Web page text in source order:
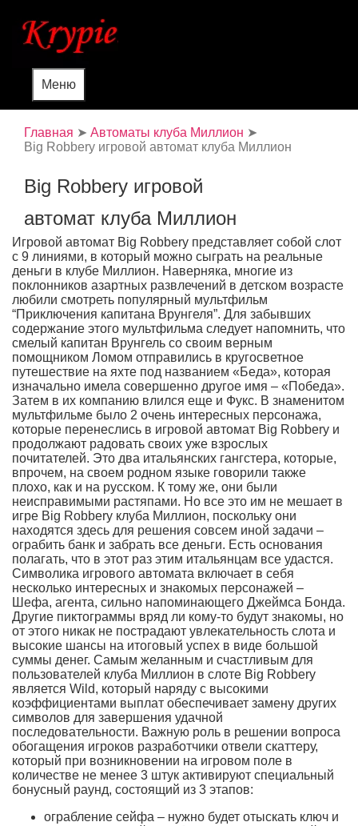
Меню
Главная ➤ Автоматы клуба Миллион ➤
Big Robbery игровой автомат клуба Миллион
Big Robbery игровой
автомат клуба Миллион
Игровой автомат Big Robbery представляет собой слот
с 9 линиями, в который можно сыграть на реальные
деньги в клубе Миллион. Наверняка, многие из
поклонников азартных развлечений в детском возрасте
любили смотреть популярный мультфильм
“Приключения капитана Врунгеля”. Для забывших
содержание этого мультфильма следует напомнить, что
смелый капитан Врунгель со своим верным
помощником Ломом отправились в кругосветное
путешествие на яхте под названием «Беда», которая
изначально имела совершенно другое имя – «Победа».
Затем в их компанию влился еще и Фукс. В знаменитом
мультфильме было 2 очень интересных персонажа,
которые перенеслись в игровой автомат Big Robbery и
продолжают радовать своих уже взрослых
почитателей. Это два итальянских гангстера, которые,
впрочем, на своем родном языке говорили также
плохо, как и на русском. К тому же, они были
неисправимыми растяпами. Но все это им не мешает в
игре Big Robbery клуба Миллион, поскольку они
находятся здесь для решения совсем иной задачи –
ограбить банк и забрать все деньги. Есть основания
полагать, что в этот раз этим итальянцам все удастся.
Символика игрового автомата включает в себя
несколько интересных и знакомых персонажей –
Шефа, агента, сильно напоминающего Джеймса Бонда.
Другие пиктограммы вряд ли кому-то будут знакомы, но
от этого никак не пострадают увлекательность слота и
высокие шансы на итоговый успех в виде большой
суммы денег. Самым желанным и счастливым для
пользователей клуба Миллион в слоте Big Robbery
является Wild, который наряду с высокими
коэффициентами выплат обеспечивает замену других
символов для завершения удачной
последовательности. Важную роль в решении вопроса
обогащения игроков разработчики отвели скаттеру,
который при возникновении на игровом поле в
количестве не менее 3 штук активируют специальный
бонусный раунд, состоящий из 3 этапов:
ограбление сейфа – нужно будет отыскать ключ и